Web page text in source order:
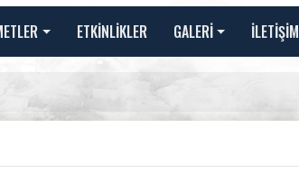
ETKİNLİKLER GALERİ İLETİŞİM